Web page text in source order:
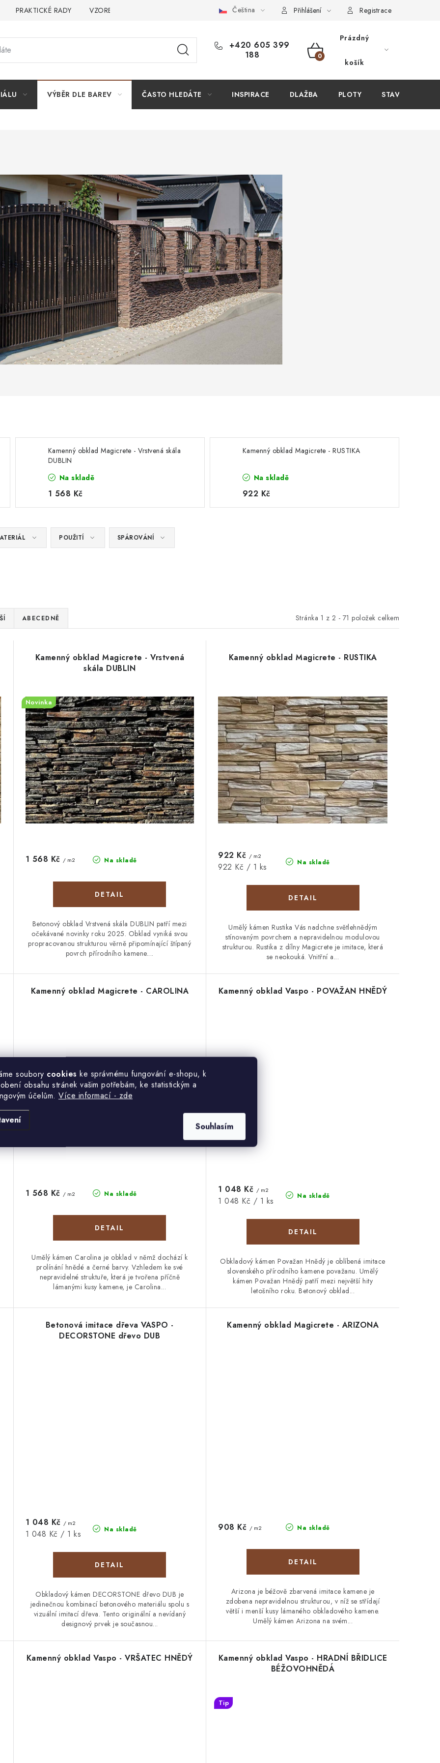
soubory cookies ke správnému fungování e-shopu, k
obsahu stránek vašim potřebám, ke statistickým a
účelům. Více informací - zde
Souhlasím
PRAKTICKÉ RADY VZOREK PROČ KOUPIT U NÁS? VIRTUÁLNÍ PROHLÍDKA OBCHODNÍ
Čeština Přihlášení Registrace
+420 605 399
188
NÁKUPNÍ
Prázdný
košík
VÝBĚR DLE BAREV ČASTO HLEDÁTE INSPIRACE DLAŽBA PLOTY STAVEBNÍ
Kamenný obklad Magicrete - Vrstvená skála
DUBLIN
Na skladě
1 568 Kč
Kamenný obklad Magicrete - RUSTIKA
Na skladě
922 Kč
POUŽITÍ SPÁROVÁNÍ
Stránka 1 z 2 - 71 položek celkem
ABECEDNĚ
Kamenný obklad Magicrete - Vrstvená
skála DUBLIN
Novinka
Na skladě
1 568 Kč / m2
Betonový obklad Vrstvená skála DUBLIN patří mezi
očekávané novinky roku 2025. Obklad vyniká svou
propracovanou strukturou věrně připomínající štípaný
povrch přírodního kamene....
Kamenný obklad Magicrete - RUSTIKA
Na skladě
922 Kč / m2
Měrná
922 Kč / 1 ks
Umělý kámen Rustika Vás nadchne světlehnědým
stínovaným povrchem a nepravidelnou modulovou
strukturou. Rustika z dílny Magicrete je imitace, která
se neokouká. Vnitřní a...
Kamenný obklad Magicrete - CAROLINA
Na skladě
1 568 Kč / m2
Umělý kámen Carolina je obklad v němž dochází k
prolínání hnědé a černé barvy. Vzhledem ke své
nepravidelné struktuře, která je tvořena příčně
lámanými kusy kamene, je Carolina...
Kamenný obklad Vaspo - POVAŽAN HNĚDÝ
Na skladě
1 048 Kč / m2
Měrná
1 048 Kč / 1 ks
Obkladový kámen Považan Hnědý je oblíbená imitace
slovenského přírodního kamene považanu. Umělý
kámen Považan Hnědý patří mezi největší hity
letošního roku. Betonový obklad...
Betonová imitace dřeva VASPO -
DECORSTONE dřevo DUB
Na skladě
1 048 Kč / m2
Měrná
1 048 Kč / 1 ks
Obkladový kámen DECORSTONE dřevo DUB je
jedinečnou kombinací betonového materiálu spolu s
vizuální imitací dřeva. Tento originální a nevídaný
designový prvek je současnou...
Kamenný obklad Magicrete - ARIZONA
Na skladě
908 Kč / m2
Arizona je béžově zbarvená imitace kamene je
zdobena nepravidelnou strukturou, v níž se střídají
větší i menší kusy lámaného obkladového kamene.
Umělý kámen Arizona na svém...
Kamenný obklad Vaspo - VRŠATEC HNĚDÝ
Kamenný obklad Vaspo - HRADNÍ BŘIDLICE
BÉŽOVOHNĚDÁ
Tip